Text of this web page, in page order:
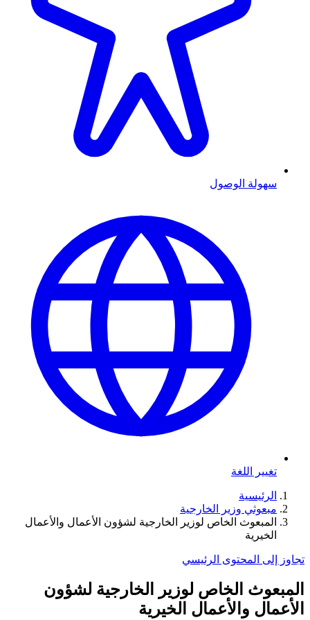
سهولة الوصول
تغيير اللغة
الرئيسية
مبعوثي وزير الخارجية
المبعوث الخاص لوزير الخارجية لشؤون الأعمال والأعمال
الخيرية
تجاوز إلى المحتوى الرئيسي
المبعوث الخاص لوزير الخارجية لشؤون
الأعمال والأعمال الخيرية